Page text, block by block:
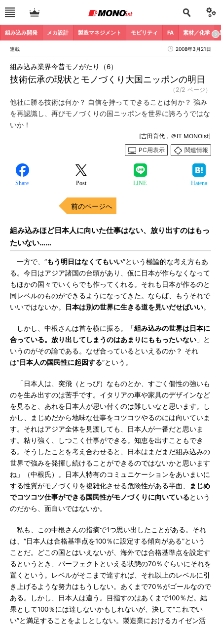
組み込み開発 メカ設計 製造マネジメント モビリティ FA 素材／化学
連載 2008年3月21日
技術伝承の現状とモノづくり大国ニッポンの明日
組み込み業界今昔モノがたり（6）
（2/2 ページ）
他社に勝る技術は何か？ 自信を持ってできることは何か？ 強み
を再認識し、再びモノづくりの国ニッポンを世界に誇ろうではな
いか！
[吉田育代，＠IT MONOist]
PC用表示
関連情報
Share Post LINE Hatena
前のページへ
組み込みほど日本人に向いた仕事はない、放り出すのはもっ
たいない……
一方で、“もう明日はなくてもいい”という極論的な考え方もあ
る。今日はアジア諸国の台頭があり、仮に日本が作らなくなって
もほかの国々でいくらでも作ってくれる。それも日本が作るのと
同レベルのものができるようになってきた。ならば、もうそれで
いいではないか。
日本は別の世界に生きる道を見いだせばいい。
しかし、中根さんは首を横に振る。「組み込みの世界は日本に
合っている。放り出してしまうのはあまりにももったいない 」と
いうのがその論である。なぜ合っているといえるのか？ それ
は“日本人の国民性に起因する”という。
「日本人は、突飛（とっぴ）なものとか、すごく個性の強いも
のを生み出すのは苦手です。イタリアの車や家具のデザインなど
を見ると、あれを日本人が思い付くのは難しいなと思います。し
かし、まじめだから地味な仕事をコツコツやるのには向いていま
す。それはアジア全体を見渡しても、日本人が一番だと思いま
す。粘り強く、しつこく仕事ができる。知恵を出すこともでき
る。そうしたことを考え合わせると、日本はまだまだ組み込みの
世界で強みを発揮し続けることができるのではないかと思います
ね」（中根氏）。日本人特有のコミュニケーションをあいまいに
する性質がモノづくりを複雑化させる危険性がある半面、
まじめ
でコツコツ仕事ができる国民性がモノづくりに向いているという
のだから、面白いではないか。
私も、この中根さんの指摘で1つ思い出したことがある。それ
は、“日本人は合格基準点を100％に設定する傾向がある”という
ことだ。どこの国とはいえないが、海外では合格基準点を設定す
るというとき、パーフェクトといえる状態の70％ぐらいにそれを
置くという。レベルがそこまで達すれば、それ以上のレベルに引
き上げるような努力はもうしない。あくまで70％がゴールなので
ある。しかし、日本人は違う。目指すのはあくまで100％だ。結
果として100％には達しないかもしれないが、決して“これでい
い”と満足することをよしとしない。製造業におけるカイゼン活